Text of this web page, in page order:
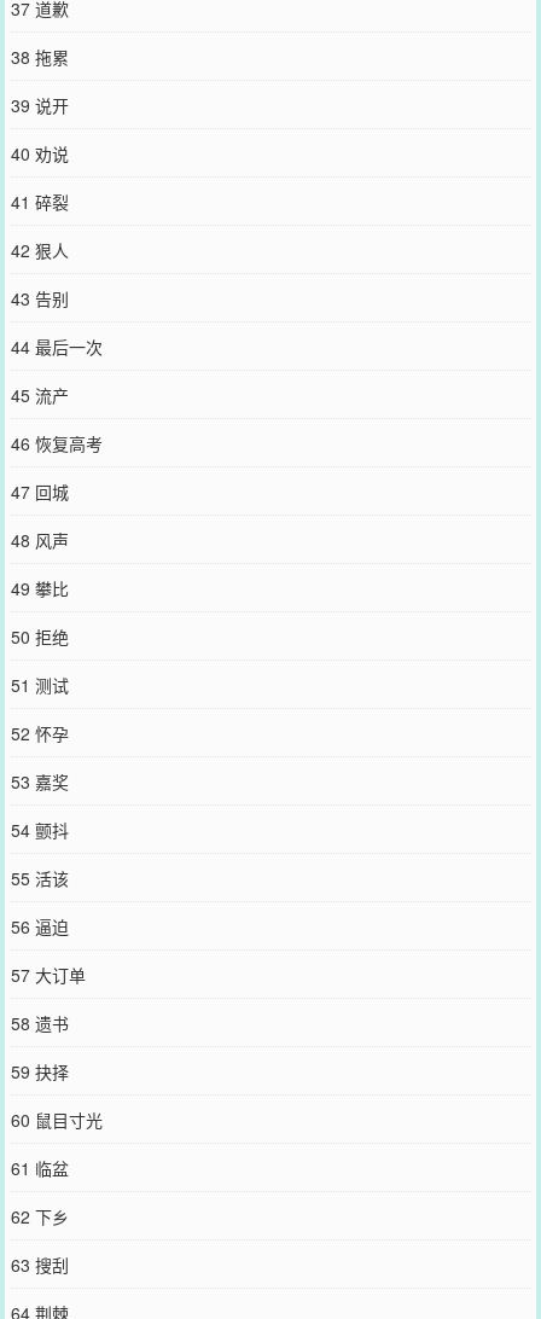
37 道歉
38 拖累
39 说开
40 劝说
41 碎裂
42 狠人
43 告别
44 最后一次
45 流产
46 恢复高考
47 回城
48 风声
49 攀比
50 拒绝
51 测试
52 怀孕
53 嘉奖
54 颤抖
55 活该
56 逼迫
57 大订单
58 遗书
59 抉择
60 鼠目寸光
61 临盆
62 下乡
63 搜刮
64 荆棘